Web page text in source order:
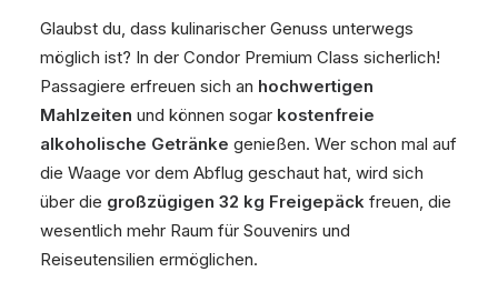
Glaubst du, dass kulinarischer Genuss unterwegs
möglich ist? In der Condor Premium Class sicherlich!
Passagiere erfreuen sich an hochwertigen
Mahlzeiten und können sogar kostenfreie
alkoholische Getränke genießen. Wer schon mal auf
die Waage vor dem Abflug geschaut hat, wird sich
über die großzügigen 32 kg Freigepäck freuen, die
wesentlich mehr Raum für Souvenirs und
Reiseutensilien ermöglichen.